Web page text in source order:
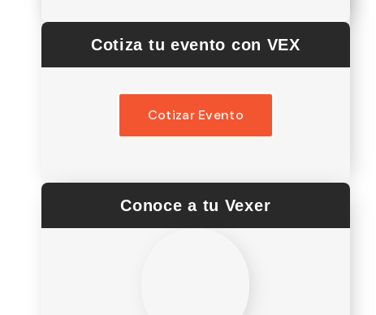
Cotiza tu evento con VEX
Cotizar Evento
Conoce a tu Vexer